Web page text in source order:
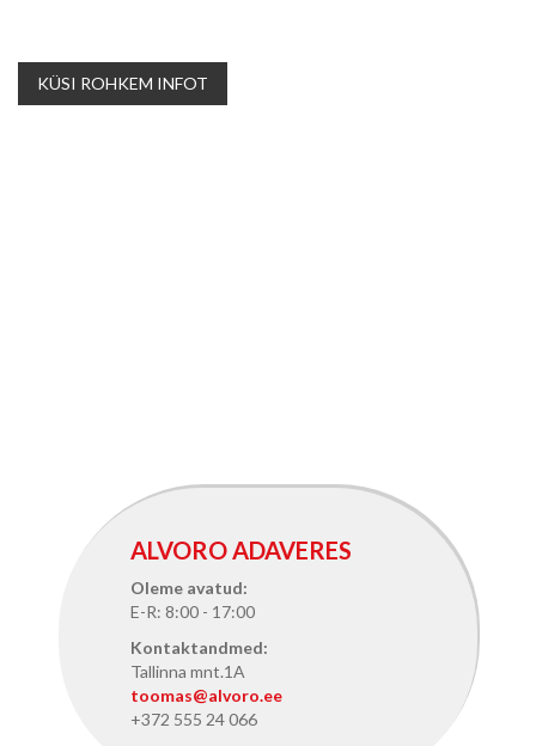
KÜSI ROHKEM INFOT
ALVORO ADAVERES
Oleme avatud:
E-R: 8:00 - 17:00
Kontaktandmed:
Tallinna mnt.1A
toomas@alvoro.ee
+372 555 24 066